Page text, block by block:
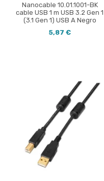
Nanocable 10.01.1001-BK
cable USB 1 m USB 3.2 Gen 1
(3.1 Gen 1) USB A Negro
5,87 €